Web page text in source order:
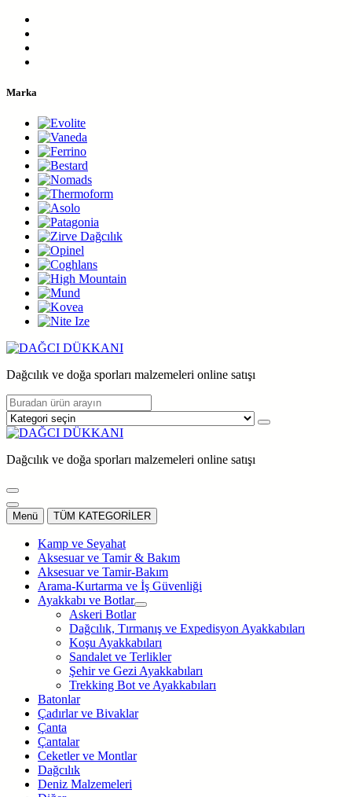
İçeriğe
Marka
Dağcılık ve doğa sporları malzemeleri online satışı
Dağcılık ve doğa sporları malzemeleri online satışı
Menü TÜM KATEGORİLER
Kamp ve Seyahat
Aksesuar ve Tamir & Bakım
Aksesuar ve Tamir-Bakım
Arama-Kurtarma ve İş Güvenliği
Ayakkabı ve Botlar
Askeri Botlar
Dağcılık, Tırmanış ve Expedisyon Ayakkabıları
Koşu Ayakkabıları
Sandalet ve Terlikler
Şehir ve Gezi Ayakkabıları
Trekking Bot ve Ayakkabıları
Batonlar
Çadırlar ve Bivaklar
Çanta
Çantalar
Ceketler ve Montlar
Dağcılık
Deniz Malzemeleri